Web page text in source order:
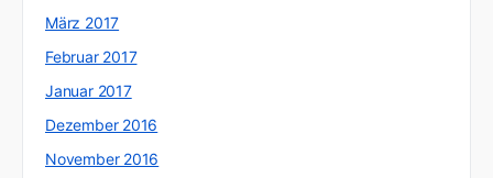
März 2017
Februar 2017
Januar 2017
Dezember 2016
November 2016